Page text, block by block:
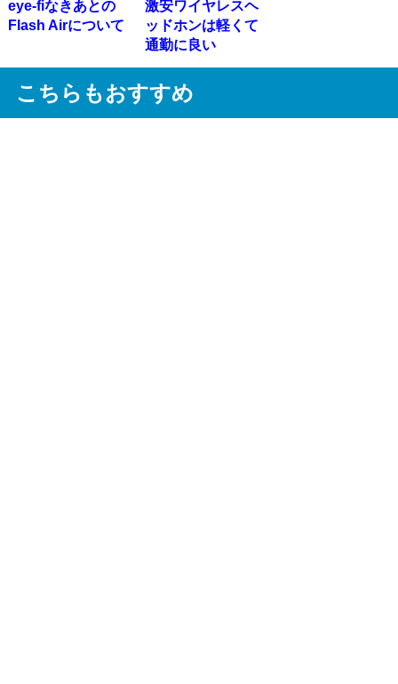
eye-fiなきあとの
Flash Airについて
激安ワイヤレスヘ
ッドホンは軽くて
通勤に良い
こちらもおすすめ